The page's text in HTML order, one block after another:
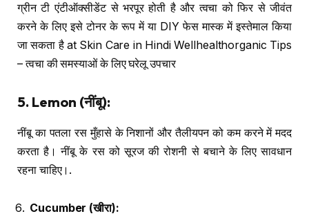
ग्रीन टी एंटीऑक्सीडेंट से भरपूर होती है और त्वचा को फिर से जीवंत
करने के लिए इसे टोनर के रूप में या DIY फेस मास्क में इस्तेमाल किया
जा सकता है at Skin Care in Hindi Wellhealthorganic Tips
– त्वचा की समस्याओं के लिए घरेलू उपचार
5. Lemon (नींबू):
नींबू का पतला रस मुँहासे के निशानों और तैलीयपन को कम करने में मदद
करता है। नींबू के रस को सूरज की रोशनी से बचाने के लिए सावधान
रहना चाहिए।.
Cucumber (खीरा):